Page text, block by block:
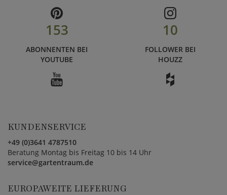
153
ABONNENTEN BEI
YOUTUBE
10
FOLLOWER BEI
HOUZZ
KUNDENSERVICE
+49 (0)3641 4787510
Beratung Montag bis Freitag 10 bis 14 Uhr
service@gartentraum.de
EUROPAWEITE LIEFERUNG